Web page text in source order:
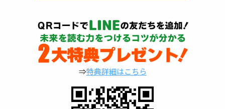
⇒特典詳細はこちら